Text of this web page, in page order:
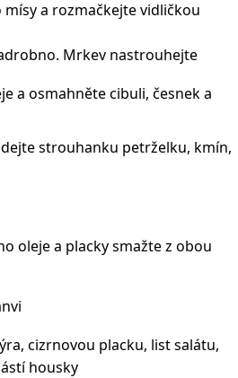
a rozmačkejte vidličkou
Mrkev nastrouhejte
a osmahněte cibuli, česnek a
strouhanku petrželku, kmín,
oleje a placky smažte z obou
cizrnovou placku, list salátu,
housky